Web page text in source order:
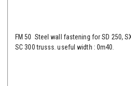
FM 50 Steel wall fastening for SD 250,
SC 300 trusss. useful width : 0m40.